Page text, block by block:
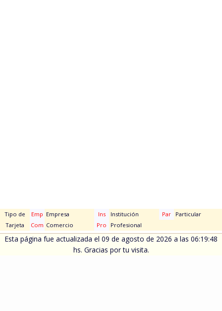
Tipo de
Tarjeta
Emp Empresa Ins Institución Par
Particular
Com Comercio Pro Profesional
Esta página fue actualizada el 09 de agosto de 2026 a las 06:19:48
hs. Gracias por tu visita.